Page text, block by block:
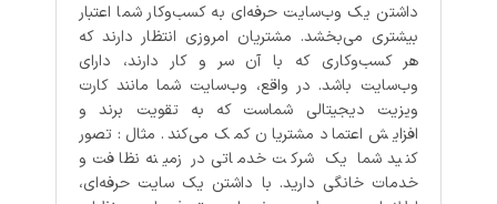
داشتن یک وب‌سایت حرفه‌ای به کسب‌وکار شما اعتبار
بیشتری می‌بخشد. مشتریان امروزی انتظار دارند که
هر کسب‌وکاری که با آن سر و کار دارند، دارای
وب‌سایت باشد. در واقع، وب‌سایت شما مانند کارت
ویزیت دیجیتالی شماست که به تقویت برند و
افزایش اعتماد مشتریان کمک می‌کند. مثال: تصور
کنید شما یک شرکت خدماتی در زمینه نظافت و
خدمات خانگی دارید. با داشتن یک سایت حرفه‌ای،